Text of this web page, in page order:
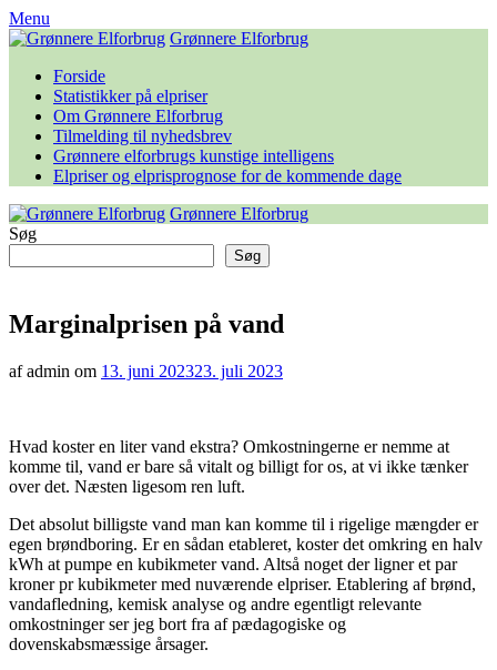
Skip
to
Menu
Grønnere Elforbrug
Forside
Statistikker på elpriser
Om Grønnere Elforbrug
Tilmelding til nyhedsbrev
Grønnere elforbrugs kunstige intelligens
Elpriser og elprisprognose for de kommende dage
Grønnere Elforbrug
Søg
Søg
Marginalprisen på vand
af admin om 13. juni 202323. juli 2023
Hvad koster en liter vand ekstra? Omkostningerne er nemme at
komme til, vand er bare så vitalt og billigt for os, at vi ikke tænker
over det. Næsten ligesom ren luft.
Det absolut billigste vand man kan komme til i rigelige mængder er
egen brøndboring. Er en sådan etableret, koster det omkring en halv
kWh at pumpe en kubikmeter vand. Altså noget der ligner et par
kroner pr kubikmeter med nuværende elpriser. Etablering af brønd,
vandafledning, kemisk analyse og andre egentligt relevante
omkostninger ser jeg bort fra af pædagogiske og
dovenskabsmæssige årsager.